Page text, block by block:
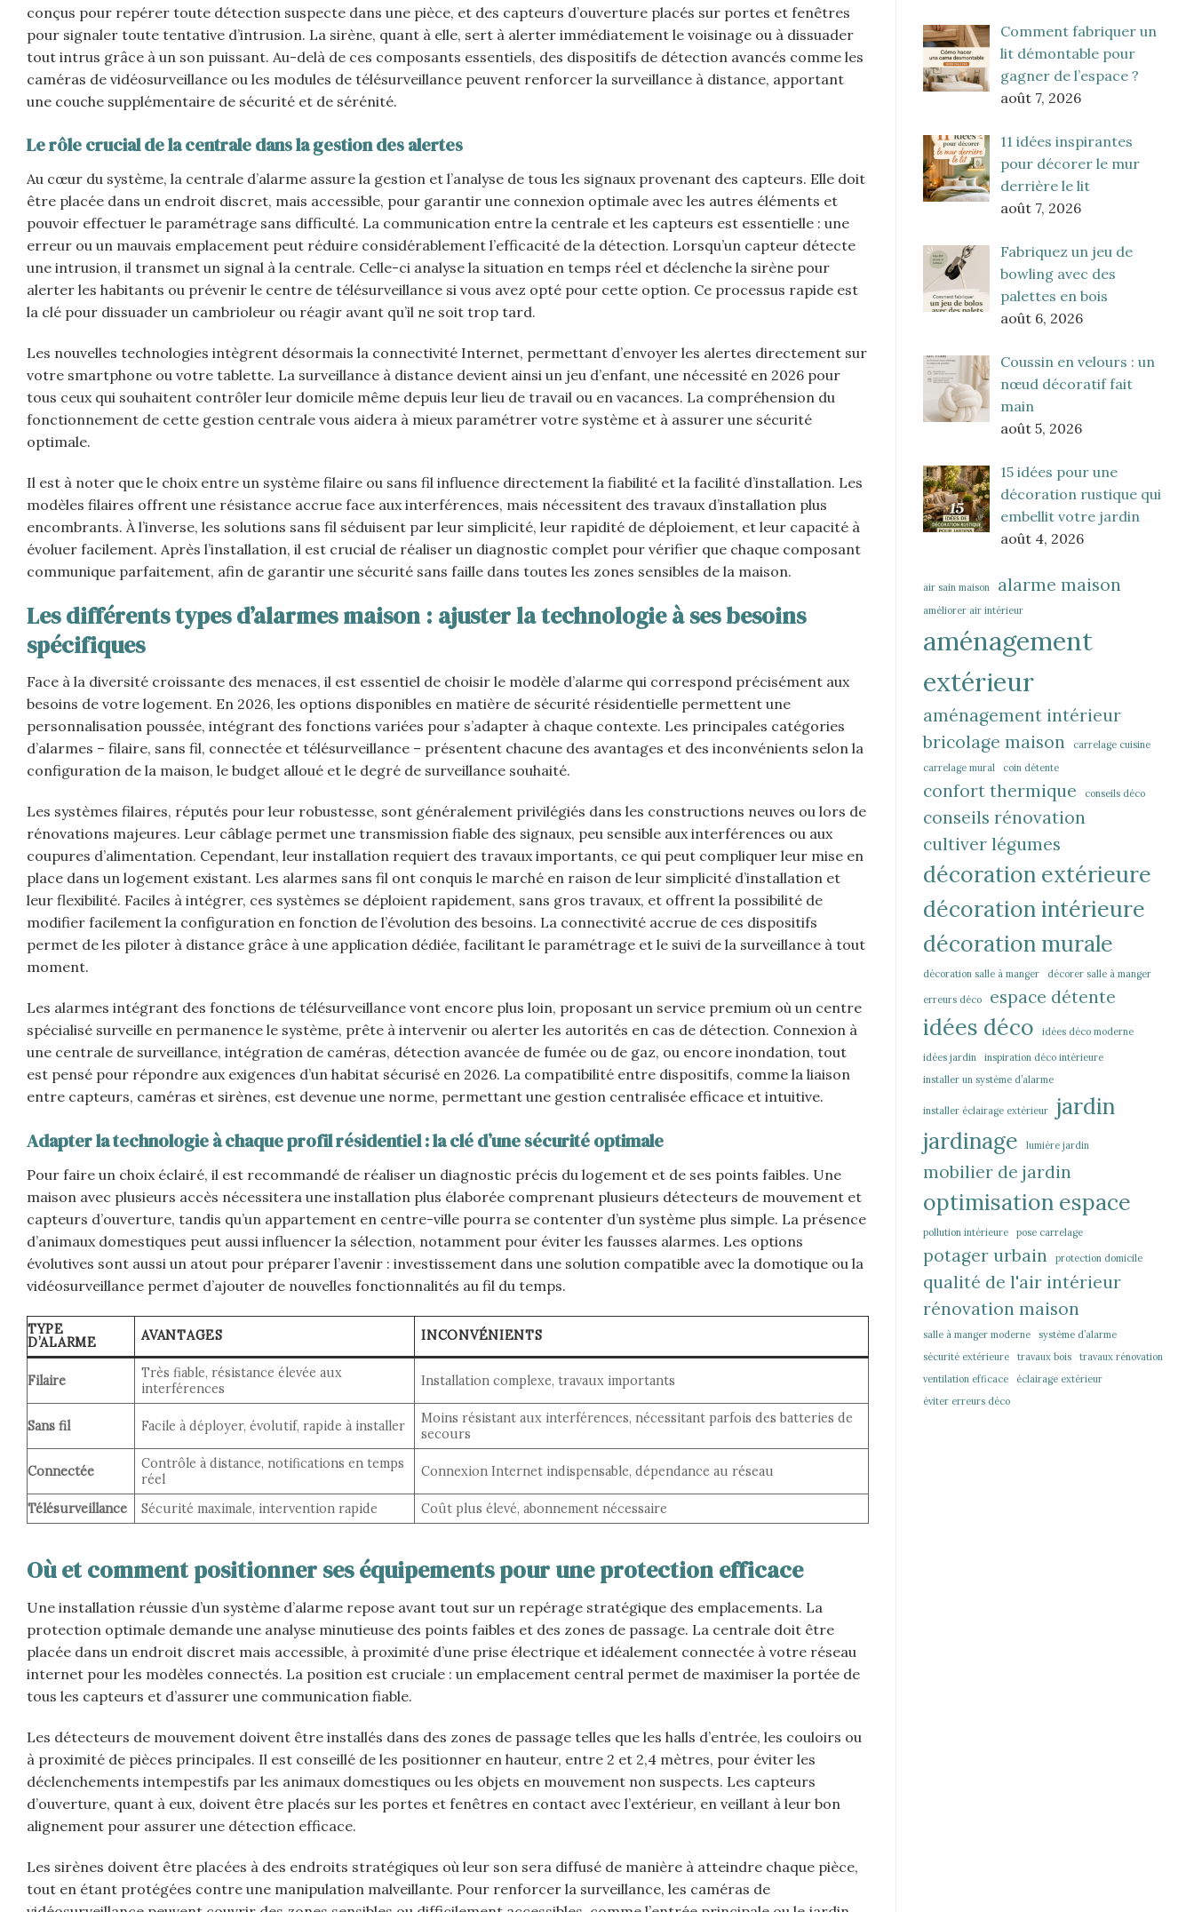
conçus pour repérer toute détection suspecte dans une pièce, et des capteurs d’ouverture placés sur portes et fenêtres
pour signaler toute tentative d’intrusion. La sirène, quant à elle, sert à alerter immédiatement le voisinage ou à dissuader
tout intrus grâce à un son puissant. Au-delà de ces composants essentiels, des dispositifs de détection avancés comme les
caméras de vidéosurveillance ou les modules de télésurveillance peuvent renforcer la surveillance à distance, apportant
une couche supplémentaire de sécurité et de sérénité.
Le rôle crucial de la centrale dans la gestion des alertes
Au cœur du système, la centrale d’alarme assure la gestion et l’analyse de tous les signaux provenant des capteurs. Elle doit
être placée dans un endroit discret, mais accessible, pour garantir une connexion optimale avec les autres éléments et
pouvoir effectuer le paramétrage sans difficulté. La communication entre la centrale et les capteurs est essentielle : une
erreur ou un mauvais emplacement peut réduire considérablement l’efficacité de la détection. Lorsqu’un capteur détecte
une intrusion, il transmet un signal à la centrale. Celle-ci analyse la situation en temps réel et déclenche la sirène pour
alerter les habitants ou prévenir le centre de télésurveillance si vous avez opté pour cette option. Ce processus rapide est
la clé pour dissuader un cambrioleur ou réagir avant qu’il ne soit trop tard.
Les nouvelles technologies intègrent désormais la connectivité Internet, permettant d’envoyer les alertes directement sur
votre smartphone ou votre tablette. La surveillance à distance devient ainsi un jeu d’enfant, une nécessité en 2026 pour
tous ceux qui souhaitent contrôler leur domicile même depuis leur lieu de travail ou en vacances. La compréhension du
fonctionnement de cette gestion centrale vous aidera à mieux paramétrer votre système et à assurer une sécurité
optimale.
Il est à noter que le choix entre un système filaire ou sans fil influence directement la fiabilité et la facilité d’installation. Les
modèles filaires offrent une résistance accrue face aux interférences, mais nécessitent des travaux d’installation plus
encombrants. À l’inverse, les solutions sans fil séduisent par leur simplicité, leur rapidité de déploiement, et leur capacité à
évoluer facilement. Après l’installation, il est crucial de réaliser un diagnostic complet pour vérifier que chaque composant
communique parfaitement, afin de garantir une sécurité sans faille dans toutes les zones sensibles de la maison.
Les différents types d’alarmes maison : ajuster la technologie à ses besoins
spécifiques
Face à la diversité croissante des menaces, il est essentiel de choisir le modèle d’alarme qui correspond précisément aux
besoins de votre logement. En 2026, les options disponibles en matière de sécurité résidentielle permettent une
personnalisation poussée, intégrant des fonctions variées pour s’adapter à chaque contexte. Les principales catégories
d’alarmes – filaire, sans fil, connectée et télésurveillance – présentent chacune des avantages et des inconvénients selon la
configuration de la maison, le budget alloué et le degré de surveillance souhaité.
Les systèmes filaires, réputés pour leur robustesse, sont généralement privilégiés dans les constructions neuves ou lors de
rénovations majeures. Leur câblage permet une transmission fiable des signaux, peu sensible aux interférences ou aux
coupures d’alimentation. Cependant, leur installation requiert des travaux importants, ce qui peut compliquer leur mise en
place dans un logement existant. Les alarmes sans fil ont conquis le marché en raison de leur simplicité d’installation et
leur flexibilité. Faciles à intégrer, ces systèmes se déploient rapidement, sans gros travaux, et offrent la possibilité de
modifier facilement la configuration en fonction de l’évolution des besoins. La connectivité accrue de ces dispositifs
permet de les piloter à distance grâce à une application dédiée, facilitant le paramétrage et le suivi de la surveillance à tout
moment.
Les alarmes intégrant des fonctions de télésurveillance vont encore plus loin, proposant un service premium où un centre
spécialisé surveille en permanence le système, prête à intervenir ou alerter les autorités en cas de détection. Connexion à
une centrale de surveillance, intégration de caméras, détection avancée de fumée ou de gaz, ou encore inondation, tout
est pensé pour répondre aux exigences d’un habitat sécurisé en 2026. La compatibilité entre dispositifs, comme la liaison
entre capteurs, caméras et sirènes, est devenue une norme, permettant une gestion centralisée efficace et intuitive.
Adapter la technologie à chaque profil résidentiel : la clé d’une sécurité optimale
Pour faire un choix éclairé, il est recommandé de réaliser un diagnostic précis du logement et de ses points faibles. Une
maison avec plusieurs accès nécessitera une installation plus élaborée comprenant plusieurs détecteurs de mouvement et
capteurs d’ouverture, tandis qu’un appartement en centre-ville pourra se contenter d’un système plus simple. La présence
d’animaux domestiques peut aussi influencer la sélection, notamment pour éviter les fausses alarmes. Les options
évolutives sont aussi un atout pour préparer l’avenir : investissement dans une solution compatible avec la domotique ou la
vidéosurveillance permet d’ajouter de nouvelles fonctionnalités au fil du temps.
TYPE
D’ALARME
AVANTAGES INCONVÉNIENTS
Filaire
Très fiable, résistance élevée aux
interférences
Installation complexe, travaux importants
Sans fil Facile à déployer, évolutif, rapide à installer
Moins résistant aux interférences, nécessitant parfois des batteries de
secours
Connectée
Contrôle à distance, notifications en temps
réel
Connexion Internet indispensable, dépendance au réseau
Télésurveillance Sécurité maximale, intervention rapide Coût plus élevé, abonnement nécessaire
Où et comment positionner ses équipements pour une protection efficace
Une installation réussie d’un système d’alarme repose avant tout sur un repérage stratégique des emplacements. La
protection optimale demande une analyse minutieuse des points faibles et des zones de passage. La centrale doit être
placée dans un endroit discret mais accessible, à proximité d’une prise électrique et idéalement connectée à votre réseau
internet pour les modèles connectés. La position est cruciale : un emplacement central permet de maximiser la portée de
tous les capteurs et d’assurer une communication fiable.
Les détecteurs de mouvement doivent être installés dans des zones de passage telles que les halls d’entrée, les couloirs ou
à proximité de pièces principales. Il est conseillé de les positionner en hauteur, entre 2 et 2,4 mètres, pour éviter les
déclenchements intempestifs par les animaux domestiques ou les objets en mouvement non suspects. Les capteurs
d’ouverture, quant à eux, doivent être placés sur les portes et fenêtres en contact avec l’extérieur, en veillant à leur bon
alignement pour assurer une détection efficace.
Les sirènes doivent être placées à des endroits stratégiques où leur son sera diffusé de manière à atteindre chaque pièce,
tout en étant protégées contre une manipulation malveillante. Pour renforcer la surveillance, les caméras de
Comment fabriquer un
lit démontable pour
gagner de l’espace ?
août 7, 2026
11 idées inspirantes
pour décorer le mur
derrière le lit
août 7, 2026
Fabriquez un jeu de
bowling avec des
palettes en bois
août 6, 2026
Coussin en velours : un
nœud décoratif fait
main
août 5, 2026
15 idées pour une
décoration rustique qui
embellit votre jardin
août 4, 2026
air sain maison alarme maison
améliorer air intérieur
aménagement
extérieur
aménagement intérieur
bricolage maison
carrelage cuisine
carrelage mural
coin détente
confort thermique conseils déco
conseils rénovation
cultiver légumes
décoration extérieure
décoration intérieure
décoration murale
décoration salle à manger décorer salle à manger
erreurs déco espace détente
idées déco idées déco moderne
idées jardin
inspiration déco intérieure
installer un système d’alarme
installer éclairage extérieur
jardin
jardinage
lumière jardin
mobilier de jardin
optimisation espace
pollution intérieure pose carrelage
potager urbain protection domicile
qualité de l'air intérieur
rénovation maison
salle à manger moderne
système d’alarme
sécurité extérieure
travaux bois
travaux rénovation
ventilation efficace
éclairage extérieur
éviter erreurs déco